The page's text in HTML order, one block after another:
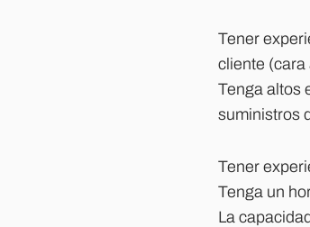
Tener
cliente (cara
Tenga altos
suministros
Tener
Tenga un
La